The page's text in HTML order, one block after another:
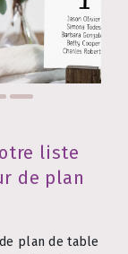
liste
de plan
plan de table